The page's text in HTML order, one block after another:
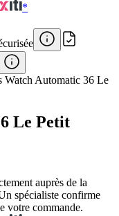
*
Watch Automatic 36 Le
Le Petit
auprès de la
spécialiste confirme
votre commande.